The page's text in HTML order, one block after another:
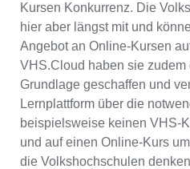
Kursen Konkurrenz. Die
hier aber längst mit und
Angebot an Online-Kursen
VHS.Cloud haben sie zudem
Grundlage geschaffen und
Lernplattform über die
beispielsweise keinen VHS-
und auf einen Online-Kurs
die Volkshochschulen